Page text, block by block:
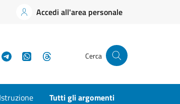
Accedi all'area personale
TelegramWhatsApp Cerca
Istruzione Tutti gli argomenti